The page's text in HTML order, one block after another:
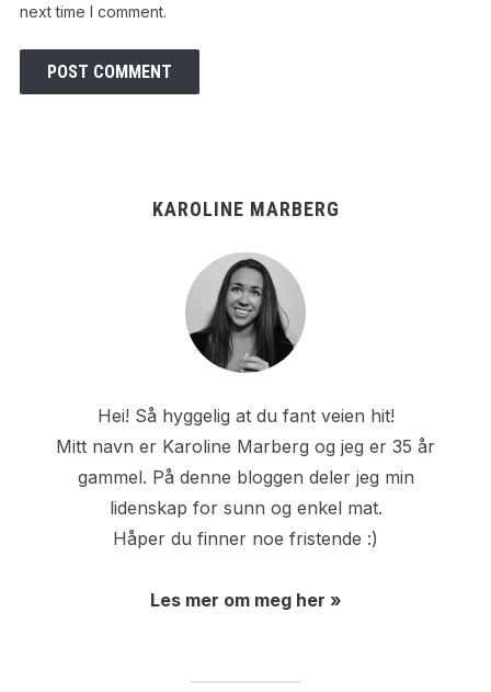
next time I comment.
KAROLINE MARBERG
Hei! Så hyggelig at du fant veien hit!
Mitt navn er Karoline Marberg og jeg er 35 år
gammel. På denne bloggen deler jeg min
lidenskap for sunn og enkel mat.
Håper du finner noe fristende :)
Les mer om meg her »